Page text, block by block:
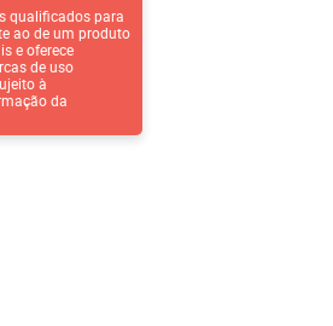
qualificados para
ao de um produto
e oferece
de uso
à
da